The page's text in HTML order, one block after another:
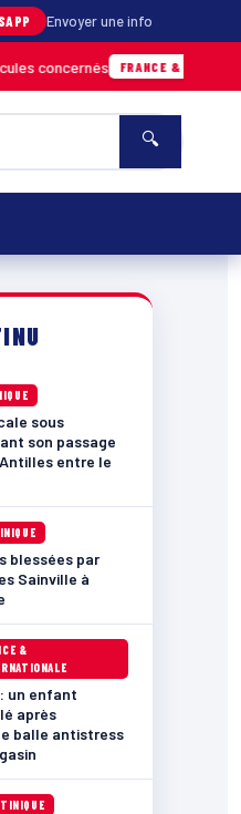
Envoyer une info
FRANCE & INTERNATIONALE
🔍
sous
son passage
entre le
blessées par
Sainville à
&
un enfant
après
balle antistress